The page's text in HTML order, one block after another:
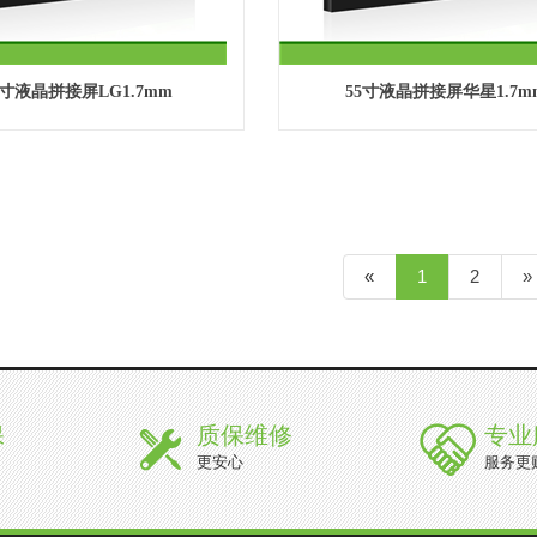
液晶拼接屏LG1.7mm 55寸液晶拼接屏华星
« 1 2 »
质保维修
更安心
专
服务更